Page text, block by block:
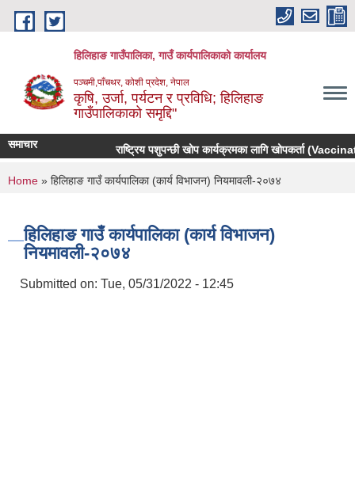
Skip to main content
हिलिहाङ गाउँपालिका, गाउँ कार्यपालिकाको कार्यालय
पञ्चमी,पाँचथर, कोशी प्रदेश, नेपाल
कृषि, उर्जा, पर्यटन र प्रविधि; हिलिहाङ
गाउँपालिकाको समृद्दि"
समाचार राष्ट्रिय पशुपन्छी खोप कार्यक्रमका लागि खोपकर्ता
You are here
Home » हिलिहाङ गाउँ कार्यपालिका (कार्य विभाजन) नियमावली-२०७४
हिलिहाङ गाउँ कार्यपालिका (कार्य विभाजन)
नियमावली-२०७४
Submitted on: Tue, 05/31/2022 - 12:45